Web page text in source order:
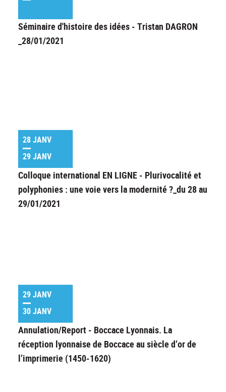
Séminaire d'histoire des idées - Tristan DAGRON
_28/01/2021
28 JANV
29 JANV
Colloque international EN LIGNE - Plurivocalité et
polyphonies : une voie vers la modernité ?_du 28 au
29/01/2021
29 JANV
30 JANV
Annulation/Report - Boccace Lyonnais. La
réception lyonnaise de Boccace au siècle d’or de
l’imprimerie (1450-1620)